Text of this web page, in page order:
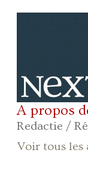
A propos
Redactie /
Voir tous les